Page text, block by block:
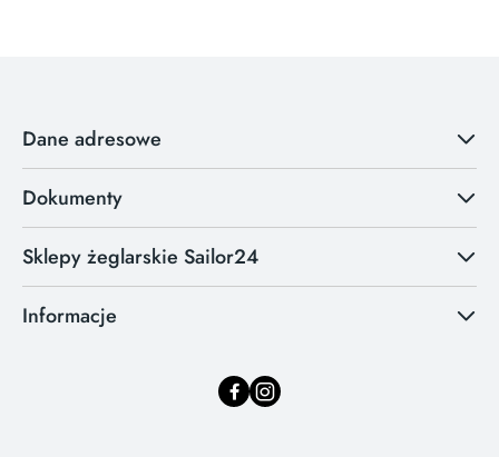
Dane adresowe
Dokumenty
Sklepy żeglarskie Sailor24
Informacje